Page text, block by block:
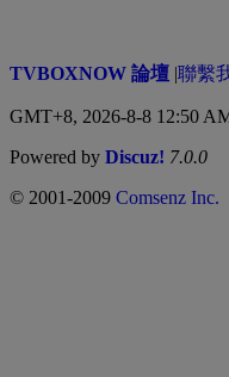
TVBOXNOW 論壇 |聯繫
GMT+8, 2026-8-8 12:50
Powered by Discuz! 7.0.0
© 2001-2009 Comsenz Inc.